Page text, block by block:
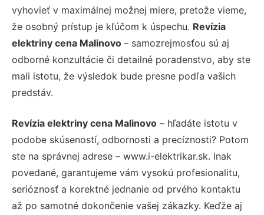
vyhovieť v maximálnej možnej miere, pretože vieme,
že osobný prístup je kľúčom k úspechu. Revízia
elektriny cena Malinovo – samozrejmosťou sú aj
odborné konzultácie či detailné poradenstvo, aby ste
mali istotu, že výsledok bude presne podľa vašich
predstáv.
Revízia elektriny cena Malinovo – hľadáte istotu v
podobe skúseností, odbornosti a precíznosti? Potom
ste na správnej adrese – www.i-elektrikar.sk. Inak
povedané, garantujeme vám vysokú profesionalitu,
serióznosť a korektné jednanie od prvého kontaktu
až po samotné dokončenie vašej zákazky. Keďže aj